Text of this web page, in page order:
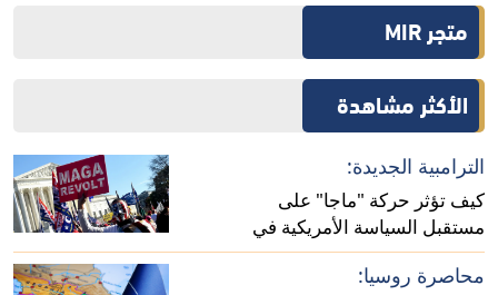
متجر MIR
الأكثر مشاهدة
الترامبية الجديدة:
كيف تؤثر حركة "ماجا" على
مستقبل السياسة الأمريكية في
أفريقيا؟
محاصرة روسيا: